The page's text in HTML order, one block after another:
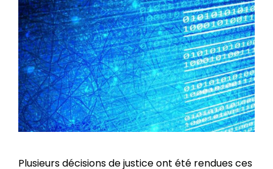
Plusieurs décisions de justice ont été rendues ces